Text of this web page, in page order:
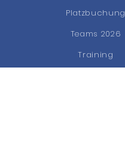
Platzbuchung
Teams 2026
Training